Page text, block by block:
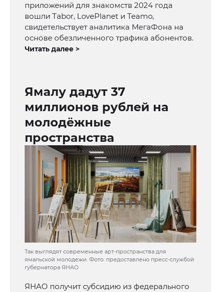
приложений для знакомств 2024 года
вошли Tabor, LovePlanet и Teamo,
свидетельствует аналитика МегаФона на
основе обезличенного трафика абонентов.
Читать далее >
Ямалу дадут 37
миллионов рублей на
молодёжные
пространства
Так выглядят современные арт-пространства для
ямальской молодежи. Фото: предоставлено пресс-службой
губернатора ЯНАО
ЯНАО получит субсидию из федерального